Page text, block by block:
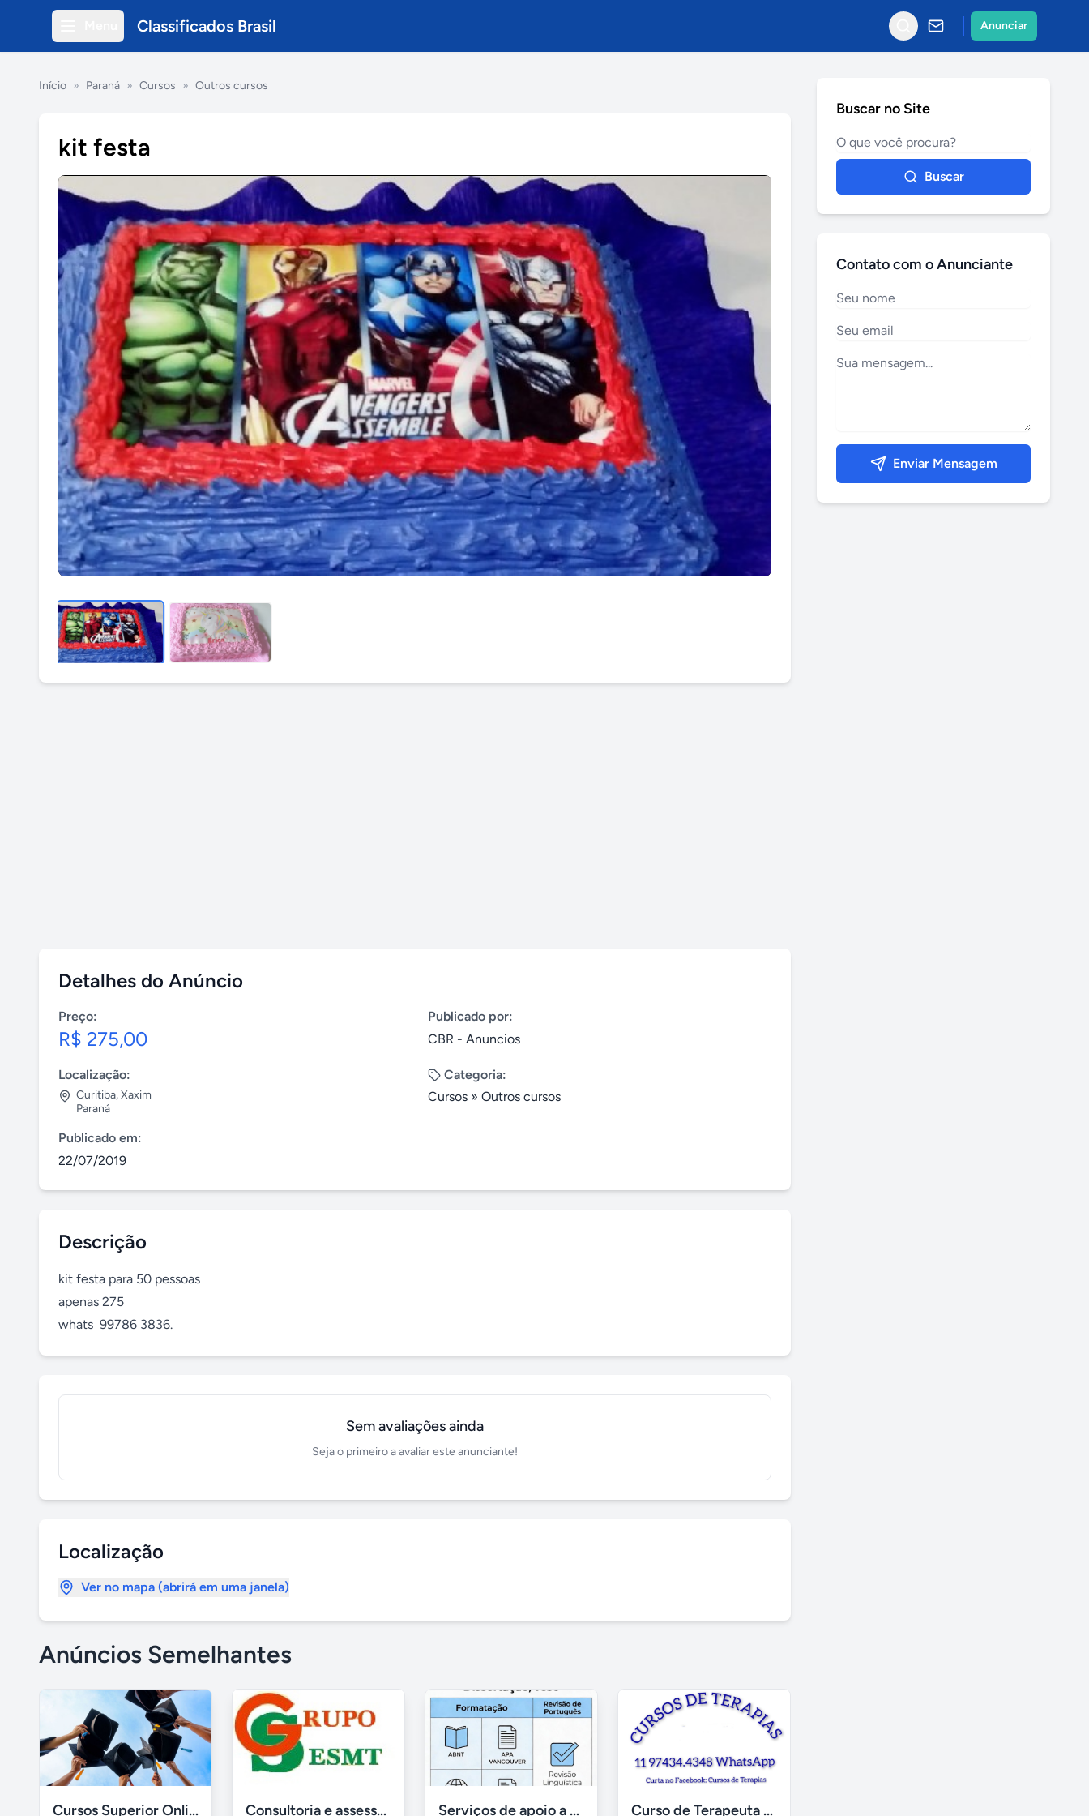
Classificados Brasil Anunciar
Início » Paraná » Cursos » Outros cursos
kit festa
Detalhes do Anúncio
Preço:
R$ 275,00
Publicado por:
CBR - Anuncios
Localização:
Curitiba,Xaxim
Paraná
Categoria:
Cursos » Outros cursos
Publicado em:
22/07/2019
Descrição
kit festa para 50 pessoas
apenas 275
whats  99786 3836.
Sem avaliações ainda
Seja o primeiro a avaliar este anunciante!
Localização
Ver no mapa (abrirá em uma janela)
Anúncios Semelhantes
Cursos Superior Online - Sem pagamento adiantado Consultoria e assessoria em segurança e medicina do trabalho Serviços de apoio a trabalhos acadêmicos Curso de Terapeuta em Florais Medicinais
Buscar no Site
Buscar
Contato com o Anunciante
Enviar Mensagem